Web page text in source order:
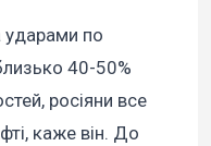
ударами по
40-50%
росіяни все
каже він. До